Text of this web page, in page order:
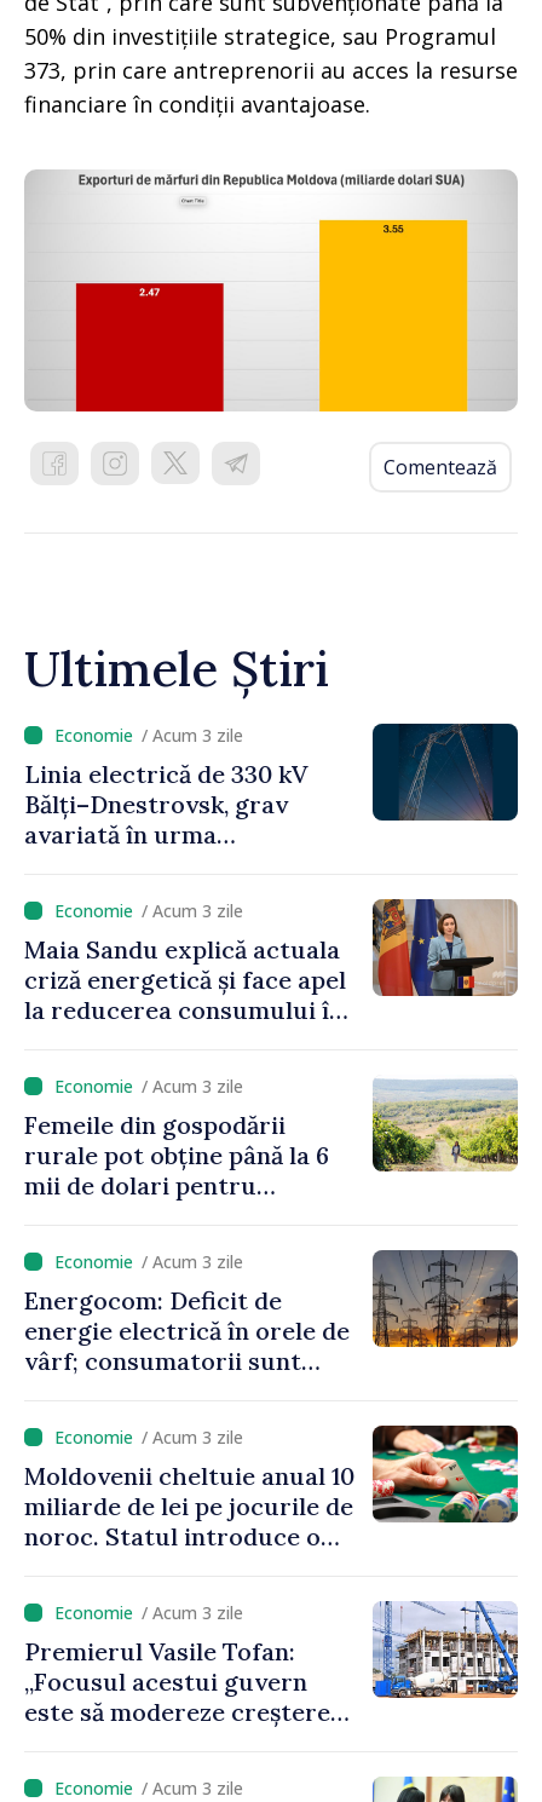
50% din investițiile strategice, sau Programul
373, prin care antreprenorii au acces la resurse
financiare în condiții avantajoase.
Comentează
Ultimele Știri
/ Acum 3 zile
Linia electrică de 330 kV
Bălți–Dnestrovsk, grav
avariată în urma
/ Acum 3 zile
Maia Sandu explică actuala
criză energetică și face apel
la reducerea consumului în
putem menține prețurile la
un nivel mai mic”
/ Acum 3 zile
Femeile din gospodării
rurale pot obține până la 6
mii de dolari pentru
durabile
/ Acum 3 zile
Energocom: Deficit de
energie electrică în orele de
vârf; consumatorii sunt
/ Acum 3 zile
Moldovenii cheltuie anual 10
miliarde de lei pe jocurile de
noroc. Statul introduce o
peste 500 de milioane de lei
la buget
/ Acum 3 zile
Premierul Vasile Tofan:
„Focusul acestui guvern
este să modereze creșterea
/ Acum 3 zile